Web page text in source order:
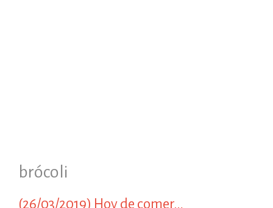
brócoli
(26/03/2019) Hoy de comer…